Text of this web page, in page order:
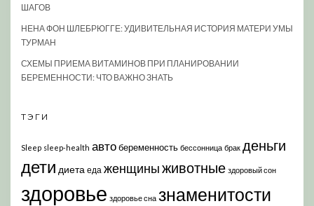
ШАГОВ
НЕНА ФОН ШЛЕБРЮГГЕ: УДИВИТЕЛЬНАЯ ИСТОРИЯ МАТЕРИ УМЫ
ТУРМАН
СХЕМЫ ПРИЕМА ВИТАМИНОВ ПРИ ПЛАНИРОВАНИИ
БЕРЕМЕННОСТИ: ЧТО ВАЖНО ЗНАТЬ
ТЭГИ
Sleep sleep-health автобеременность бессонница брак деньги
дети диета еда женщиныживотные здоровый сон
здоровье здоровье сна знаменитости